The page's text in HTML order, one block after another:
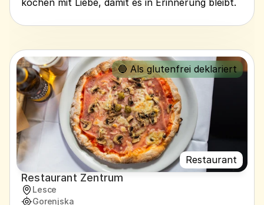
kochen mit Liebe, damit es in Erinnerung bleibt.
Restaurant
🔵 Als glutenfrei deklariert
Restaurant Zentrum
Lesce
Gorenjska